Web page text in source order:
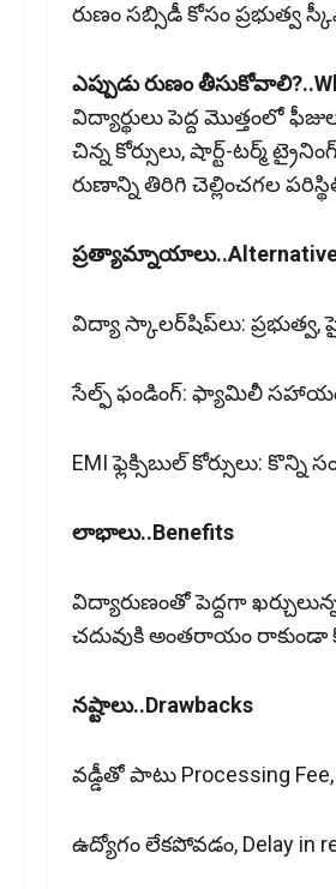
రుణం సబ్సిడీ కోసం ప్రభుత్వ
ఎప్పుడు రుణం
విద్యార్థులు పెద్ద మొత్తంలో
చిన్న కోర్సులు, షార్ట్-టర్మ్
రుణాన్ని తిరిగి చెల్లించగల
విద్యా స్కాలర్‌షిప్‌లు: ప్రభుత్వ,
సేల్ఫ్ ఫండింగ్: ఫ్యామిలీ సహాయం,
EMI ఫ్లెక్సిబుల్ కోర్సులు:
లాభాలు..Benefits
విద్యారుణంతో పెద్దగా
చదువుకి అంతరాయం రాకుండా
నష్టాలు..Drawbacks
వడ్డీతో పాటు Processing
ఉద్యోగం లేకపోవడం, Delay in